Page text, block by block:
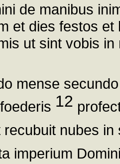
de manibus
et dies festos
ut sint vobis
mense
12
recubuit nubes
imperium